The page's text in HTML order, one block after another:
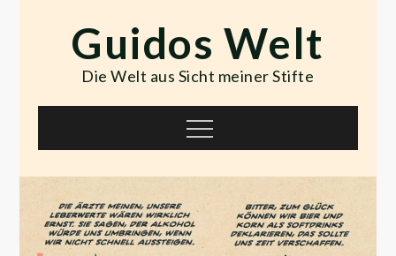
contentGuidos Welt
Die Welt aus Sicht meiner Stifte
Menu